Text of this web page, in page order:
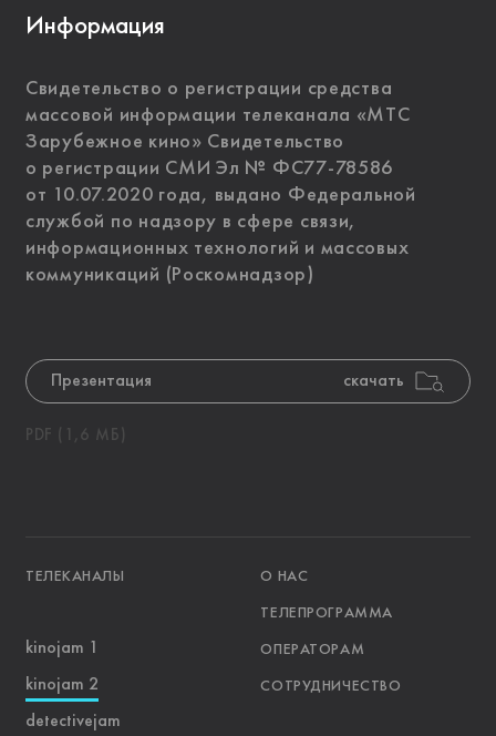
Информация
Свидетельство о регистрации средства
массовой информации телеканала «МТС
Зарубежное кино» Свидетельство
о регистрации СМИ Эл № ФС77-78586
от 10.07.2020 года, выдано Федеральной
службой по надзору в сфере связи,
информационных технологий и массовых
коммуникаций (Роскомнадзор)
Презентация скачать
PDF (1,6 МБ)
ТЕЛЕКАНАЛЫ О НАС
ТЕЛЕПРОГРАММА
ОПЕРАТОРАМ
СОТРУДНИЧЕСТВО
kinojam 1
kinojam 2
detectivejam